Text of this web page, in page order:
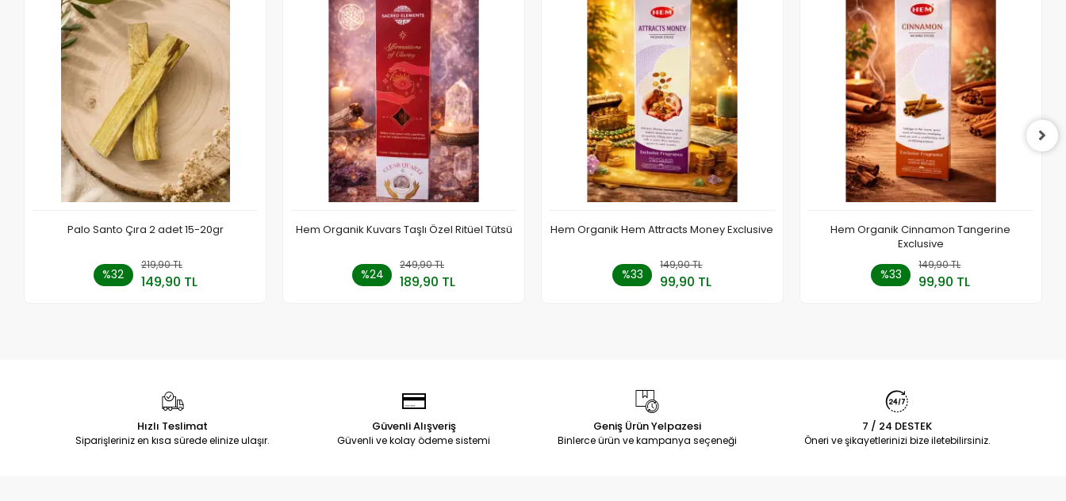
Palo Santo Çıra 2 adet 15-20gr
%32
219,90 TL
149,90 TL
Sepete Ekle
Hem Organik Kuvars Taşlı Özel Ritüel Tütsü
%24
249,90 TL
189,90 TL
Sepete Ekle
Hem Organik Hem Attracts Money Exclusive
%33
149,90 TL
99,90 TL
Stokta Yok
Hem Organik Cinnamon Tangerine
Exclusive
%33
149,90 TL
99,90 TL
Sepete Ekle
Hızlı Teslimat
Siparişleriniz en kısa sürede elinize ulaşır.
Güvenli Alışveriş
Güvenli ve kolay ödeme sistemi
Geniş Ürün Yelpazesi
Binlerce ürün ve kampanya seçeneği
7 / 24 DESTEK
Öneri ve şikayetlerinizi bize iletebilirsiniz.